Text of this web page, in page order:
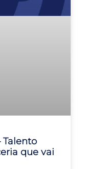
que vai